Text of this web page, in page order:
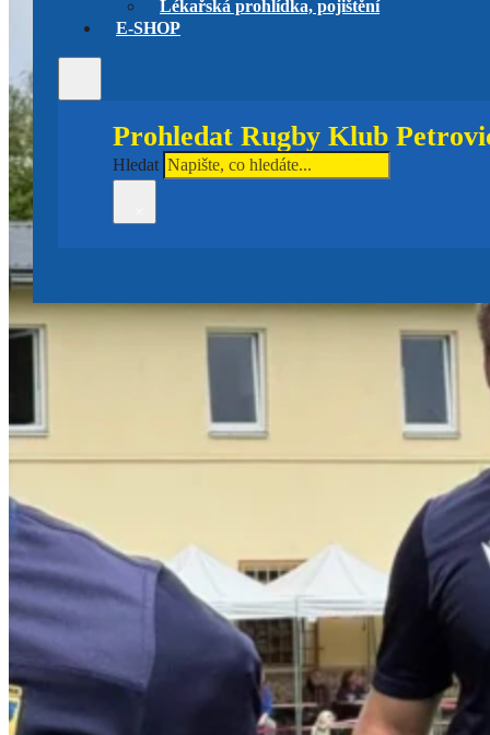
Lékařská prohlídka, pojištění
E-SHOP
Prohledat Rugby Klub
Hledat